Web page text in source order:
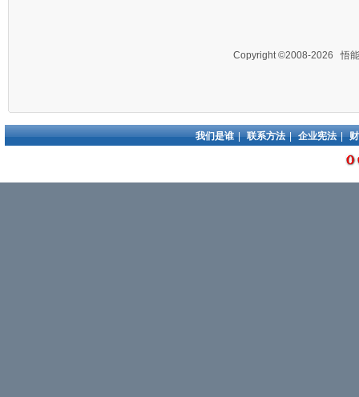
Copyright ©2008-2026 悟
我们是谁 | 联系方法 | 企业宪法 |